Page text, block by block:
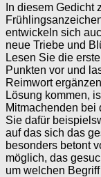
In diesem Gedicht
entwickeln sich
neue Triebe und
Lesen Sie die
Punkten vor und
Reimwort
Lösung kommen,
Mitmachenden bei
Sie dafür
auf das sich das
besonders betont
möglich, das
um welchen